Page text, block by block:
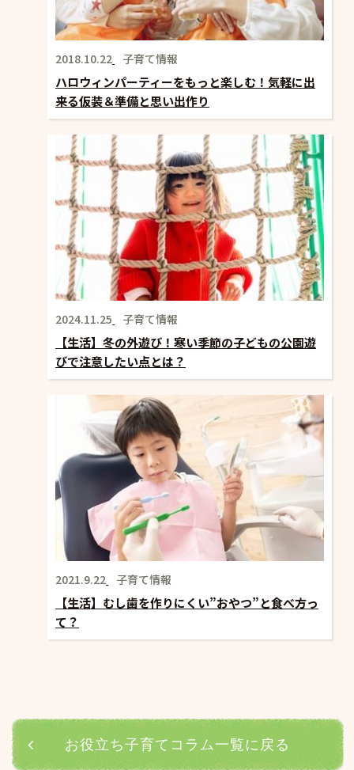
2018.10.22 子育て情報
ハロウィンパーティーをもっと楽しむ！気軽に出
来る仮装＆準備と思い出作り
2024.11.25 子育て情報
【生活】冬の外遊び！寒い季節の子どもの公園遊
びで注意したい点とは？
2021.9.22 子育て情報
【生活】むし歯を作りにくい”おやつ”と食べ方っ
て？
お役立ち子育てコラム一覧に戻る